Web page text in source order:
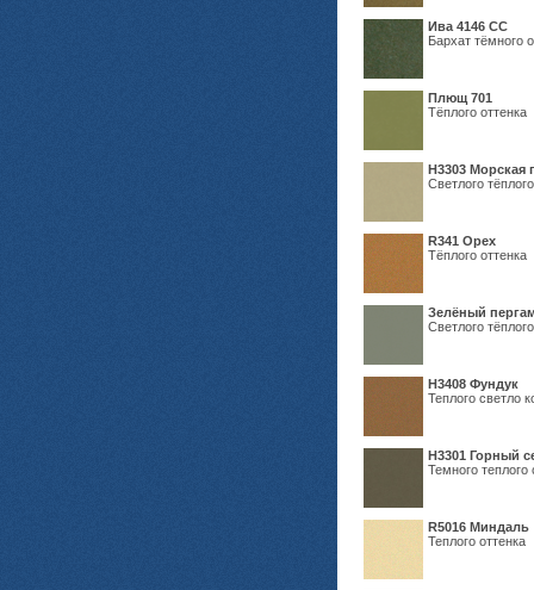
Ива 4146 СС
Бархат тёмного
Плющ 701
Тёплого оттенка
H3303 Морская
Светлого
R341 Орех
Тёплого оттенка
Зелёный
Светлого
Н3408 Фундук
Теплого светло
Н3301 Горный
Темного теплого
R5016 Миндаль
Теплого оттенка